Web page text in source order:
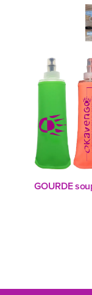
GOURDE